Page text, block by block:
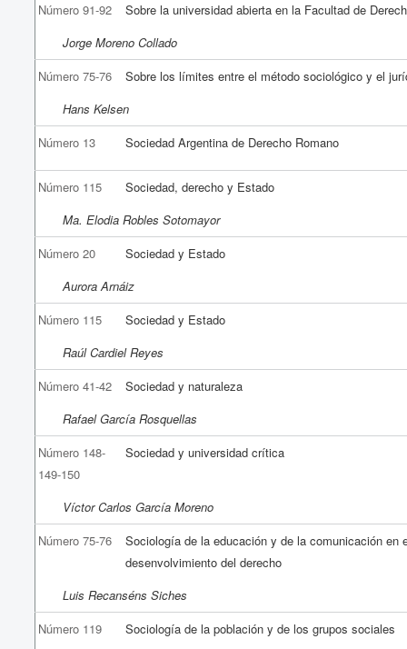
Número 91-92
Sobre la universidad abierta en la Facultad de
Jorge Moreno Collado
Número 75-76
Sobre los límites entre el método sociológico y el
Hans Kelsen
Número 13
Sociedad Argentina de Derecho Romano
Número 115
Sociedad, derecho y Estado
Ma. Elodia Robles Sotomayor
Número 20
Sociedad y Estado
Aurora Arnáiz
Número 115
Sociedad y Estado
Raúl Cardiel Reyes
Número 41-42
Sociedad y naturaleza
Rafael García Rosquellas
Número 148-
149-150
Sociedad y universidad crítica
Víctor Carlos García Moreno
Número 75-76
Sociología de la educación y de la comunicación en
desenvolvimiento del derecho
Luis Recanséns Siches
Número 119
Sociología de la población y de los grupos sociales